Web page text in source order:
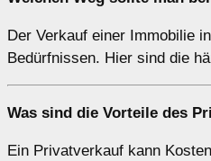
Der Verkauf einer Immobilie
Bedürfnissen. Hier sind die
Was sind die Vorteile des
Ein Privatverkauf kann